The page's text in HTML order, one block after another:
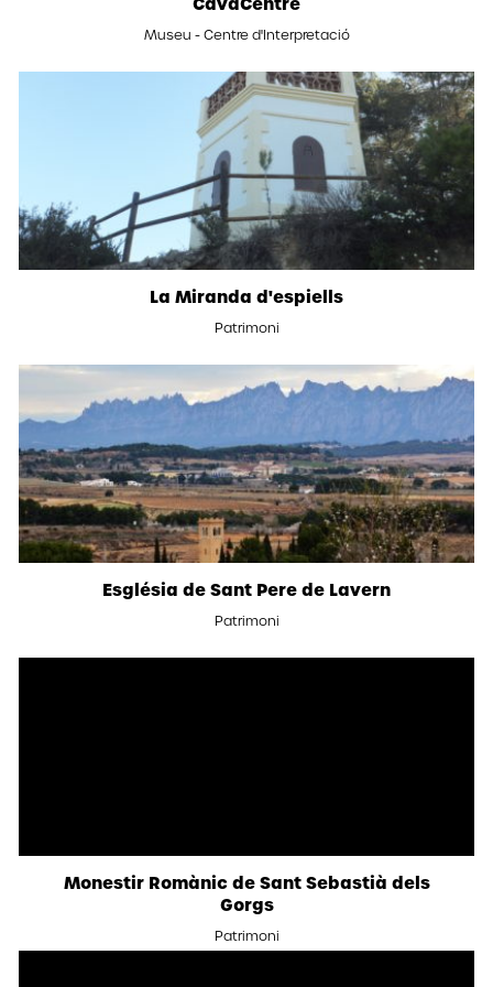
Museu - Centre d'Interpretació
La Miranda d'espiells
Patrimoni
Església de Sant Pere de Lavern
Patrimoni
Monestir Romànic de Sant Sebastià dels
Gorgs
Patrimoni